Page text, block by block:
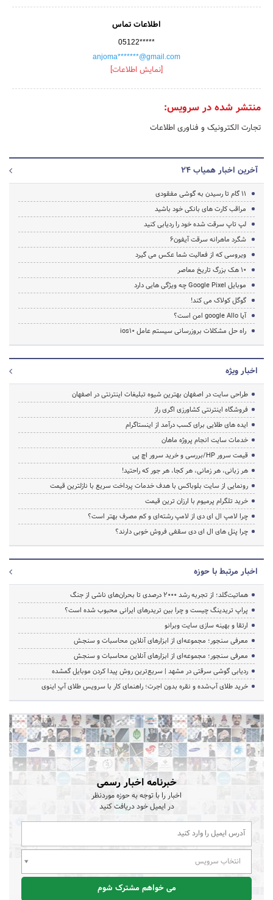
اطلاعات تماس
05122*****
anjoma*******@gmail.com
[نمایش اطلاعات]
منتشر شده در سرویس:
تجارت الکترونیک و فناوری اطلاعات
آخرین اخبار همیاب 24
11 گام تا رسیدن به گوشی مفقودی
مراقب کارت های بانکی خود باشید
لپ تاپ سرقت شده خود را ردیابی کنید
شگرد ماهرانه سرقت آیفون6
ویروسی که از فعالیت شما عکس می گیرد
10 هک بزرگ تاریخ معاصر
موبایل Google Pixel چه ویژگی هایی دارد
گوگل کولاک می کند!
آیا google Allo امن است؟
راه حل مشکلات بروزرسانی سیستم عامل ios10
اخبار ویژه
طراحی سایت در اصفهان بهترین شیوه تبلیغات اینترنتی در اصفهان
فروشگاه اینترنتی کشاورزی اگری راز
ایده های طلایی برای کسب درآمد از اینستاگرام
خدمات سایت انجام پروژه ماهان
قیمت سرور HP/بررسی و خرید سرور اچ پی
هر زبانی، هر زمانی، هر کجا، هر جور که راحتید!
رونمایی از سایت بلوباکس با هدف خدمات پرداخت سریع با نازلترین قیمت
خرید تلگرام پرمیوم با ارزان ترین قیمت
چرا لامپ ال ای دی از لامپ رشته‌ای و کم مصرف بهتر است؟
چرا پنل های ال ای دی سقفی فروش خوبی دارند؟
اخبار مرتبط با حوزه
هماتیت‌گلد؛ از تجربه رشد ۲۰۰۰ درصدی تا بحران‌های ناشی از جنگ
پراپ تریدینگ چیست و چرا بین تریدرهای ایرانی محبوب شده است؟
ارتقا و بهینه سازی سایت وبرانو
معرفی سنجور؛ مجموعه‌ای از ابزارهای آنلاین محاسبات و سنجش
معرفی سنجور؛ مجموعه‌ای از ابزارهای آنلاین محاسبات و سنجش
ردیابی گوشی سرقتی در مشهد | سریع‌ترین روش پیدا کردن موبایل گمشده
خرید طلای آب‌شده و نقره بدون اجرت؛ راهنمای کار با سرویس طلای آپِ اینوی
خبرنامه اخبار رسمی
اخبار را با توجه به حوزه موردنظر
در ایمیل خود دریافت کنید
انتخاب سرویس
می خواهم مشترک شوم